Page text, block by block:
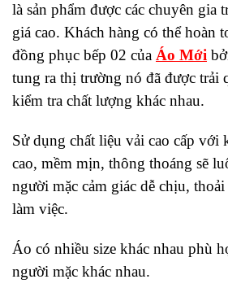
là sản phẩm được các chuyên gia
giá cao. Khách hàng có thể hoàn
đồng phục bếp 02 của Áo Mới
tung ra thị trường nó đã được trải
kiểm tra chất lượng khác nhau.
Sử dụng chất liệu vải cao cấp với
cao, mềm mịn, thông thoáng sẽ
người mặc cảm giác dễ chịu,
làm việc.
Áo có nhiều size khác nhau phù
người mặc khác nhau.